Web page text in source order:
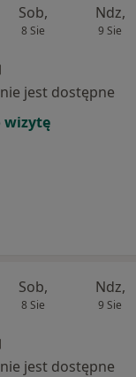
Sob,
8 Sie
Ndz,
9 Sie
jest dostępne
wizytę
Sob,
8 Sie
Ndz,
9 Sie
jest dostępne